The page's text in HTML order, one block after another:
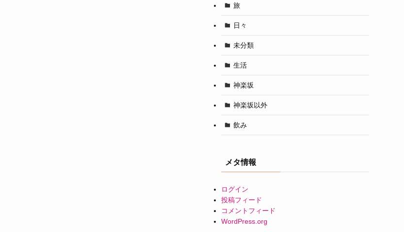
旅
日々
未分類
生活
神楽坂
神楽坂以外
飲み
メタ情報
ログイン
投稿フィード
コメントフィード
WordPress.org